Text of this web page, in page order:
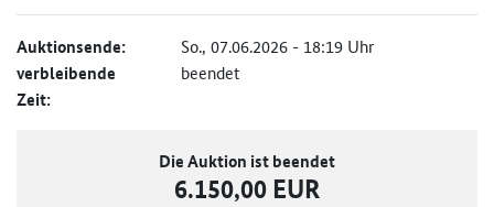
Auktionsende: So., 07.06.2026 - 18:19 Uhr
verbleibende
Zeit:
beendet
Die Auktion ist beendet
6.150,00 EUR